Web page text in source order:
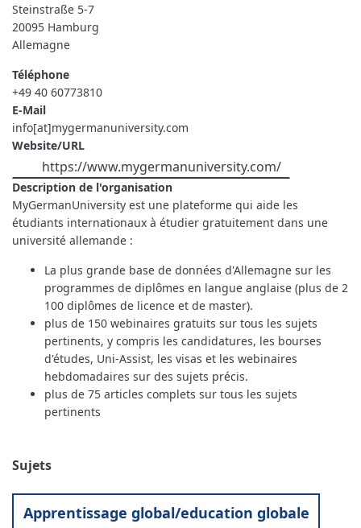
Steinstraße 5-7
20095 Hamburg
Allemagne
Téléphone
+49 40 60773810
E-Mail
info[at]mygermanuniversity.com
Website/URL
https://www.mygermanuniversity.com/
Description de l'organisation
MyGermanUniversity est une plateforme qui aide les
étudiants internationaux à étudier gratuitement dans une
université allemande :
La plus grande base de données d'Allemagne sur les
programmes de diplômes en langue anglaise (plus de 2
100 diplômes de licence et de master).
plus de 150 webinaires gratuits sur tous les sujets
pertinents, y compris les candidatures, les bourses
d'études, Uni-Assist, les visas et les webinaires
hebdomadaires sur des sujets précis.
plus de 75 articles complets sur tous les sujets
pertinents
Sujets
Apprentissage global/education globale